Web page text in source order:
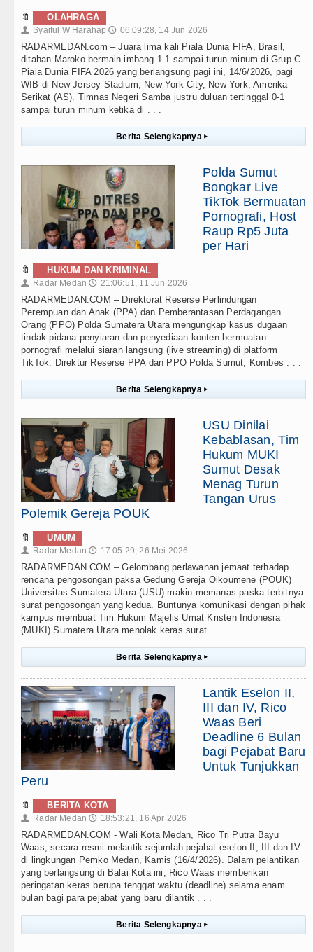
🔖 OLAHRAGA
👤 Syaiful W Harahap 🕔 06:09:28, 14 Jun 2026
RADARMEDAN.com – Juara lima kali Piala Dunia FIFA, Brasil,
ditahan Maroko bermain imbang 1-1 sampai turun minum di Grup C
Piala Dunia FIFA 2026 yang berlangsung pagi ini, 14/6/2026, pagi
WIB di New Jersey Stadium, New York City, New York, Amerika
Serikat (AS). Timnas Negeri Samba justru duluan tertinggal 0-1
sampai turun minum ketika di . . .
Berita Selengkapnya ▸
Polda Sumut
Bongkar Live
TikTok Bermuatan
Pornografi, Host
Raup Rp5 Juta
per Hari
🔖 HUKUM DAN KRIMINAL
👤 Radar Medan 🕔 21:06:51, 11 Jun 2026
RADARMEDAN.COM – Direktorat Reserse Perlindungan
Perempuan dan Anak (PPA) dan Pemberantasan Perdagangan
Orang (PPO) Polda Sumatera Utara mengungkap kasus dugaan
tindak pidana penyiaran dan penyediaan konten bermuatan
pornografi melalui siaran langsung (live streaming) di platform
TikTok. Direktur Reserse PPA dan PPO Polda Sumut, Kombes . . .
Berita Selengkapnya ▸
USU Dinilai
Kebablasan, Tim
Hukum MUKI
Sumut Desak
Menag Turun
Tangan Urus
Polemik Gereja POUK
🔖 UMUM
👤 Radar Medan 🕔 17:05:29, 26 Mei 2026
RADARMEDAN.COM – Gelombang perlawanan jemaat terhadap
rencana pengosongan paksa Gedung Gereja Oikoumene (POUK)
Universitas Sumatera Utara (USU) makin memanas paska terbitnya
surat pengosongan yang kedua. Buntunya komunikasi dengan pihak
kampus membuat Tim Hukum Majelis Umat Kristen Indonesia
(MUKI) Sumatera Utara menolak keras surat . . .
Berita Selengkapnya ▸
Lantik Eselon II,
III dan IV, Rico
Waas Beri
Deadline 6 Bulan
bagi Pejabat Baru
Untuk Tunjukkan
Peru
🔖 BERITA KOTA
👤 Radar Medan 🕔 18:53:21, 16 Apr 2026
RADARMEDAN.COM - Wali Kota Medan, Rico Tri Putra Bayu
Waas, secara resmi melantik sejumlah pejabat eselon II, III dan IV
di lingkungan Pemko Medan, Kamis (16/4/2026). Dalam pelantikan
yang berlangsung di Balai Kota ini, Rico Waas memberikan
peringatan keras berupa tenggat waktu (deadline) selama enam
bulan bagi para pejabat yang baru dilantik . . .
Berita Selengkapnya ▸